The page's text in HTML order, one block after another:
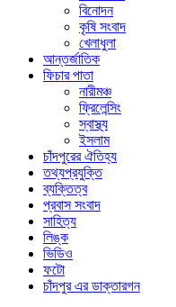
বিনোদন
কৃষি সংবাদ
খেলাধুলা
আন্তর্জাতিক
ফিচার পাতা
নারীমঞ্চ
ফ্রিলেন্সিং
স্বাস্থ্য
ইসলাম
চাঁদপুরের ঐতিহ্য
তথ্যপ্রযুক্তি
ব্যক্তিত্ব
প্রবাস সংবাদ
সাহিত্য
লিঙ্ক
ভিডিও
ফটো
চাঁদপুর এর ডাক্তারগন